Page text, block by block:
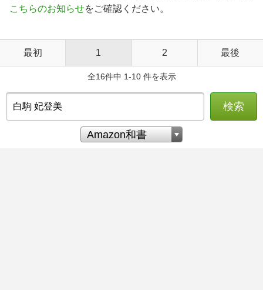
こちらのお知らせをご確認ください。
最初 1 2 最後
全16件中 1-10 件を表示
検索